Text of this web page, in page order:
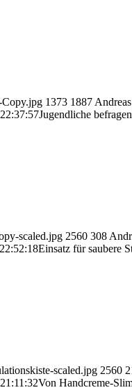
Copy.jpg 1373 1887
Jugendliche
scaled.jpg 2560 308
Einsatz für saubere
scaled.jpg 2560
Von Handcreme-